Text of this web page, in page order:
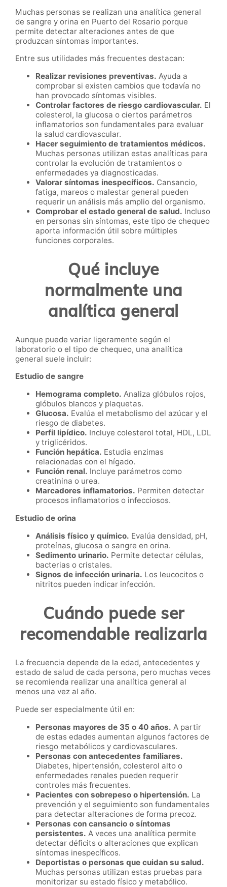
Muchas personas se realizan una analítica general
de sangre y orina en Puerto del Rosario porque
permite detectar alteraciones antes de que
produzcan síntomas importantes.
Entre sus utilidades más frecuentes destacan:
Realizar revisiones preventivas. Ayuda a
comprobar si existen cambios que todavía no
han provocado síntomas visibles.
Controlar factores de riesgo cardiovascular. El
colesterol, la glucosa o ciertos parámetros
inflamatorios son fundamentales para evaluar
la salud cardiovascular.
Hacer seguimiento de tratamientos médicos.
Muchas personas utilizan estas analíticas para
controlar la evolución de tratamientos o
enfermedades ya diagnosticadas.
Valorar síntomas inespecíficos. Cansancio,
fatiga, mareos o malestar general pueden
requerir un análisis más amplio del organismo.
Comprobar el estado general de salud. Incluso
en personas sin síntomas, este tipo de chequeo
aporta información útil sobre múltiples
funciones corporales.
Qué incluye
normalmente una
analítica general
Aunque puede variar ligeramente según el
laboratorio o el tipo de chequeo, una analítica
general suele incluir:
Estudio de sangre
Hemograma completo. Analiza glóbulos rojos,
glóbulos blancos y plaquetas.
Glucosa. Evalúa el metabolismo del azúcar y el
riesgo de diabetes.
Perfil lipídico. Incluye colesterol total, HDL, LDL
y triglicéridos.
Función hepática. Estudia enzimas
relacionadas con el hígado.
Función renal. Incluye parámetros como
creatinina o urea.
Marcadores inflamatorios. Permiten detectar
procesos inflamatorios o infecciosos.
Estudio de orina
Análisis físico y químico. Evalúa densidad, pH,
proteínas, glucosa o sangre en orina.
Sedimento urinario. Permite detectar células,
bacterias o cristales.
Signos de infección urinaria. Los leucocitos o
nitritos pueden indicar infección.
Cuándo puede ser
recomendable realizarla
La frecuencia depende de la edad, antecedentes y
estado de salud de cada persona, pero muchas veces
se recomienda realizar una analítica general al
menos una vez al año.
Puede ser especialmente útil en:
Personas mayores de 35 o 40 años. A partir
de estas edades aumentan algunos factores de
riesgo metabólicos y cardiovasculares.
Personas con antecedentes familiares.
Diabetes, hipertensión, colesterol alto o
enfermedades renales pueden requerir
controles más frecuentes.
Pacientes con sobrepeso o hipertensión. La
prevención y el seguimiento son fundamentales
para detectar alteraciones de forma precoz.
Personas con cansancio o síntomas
persistentes. A veces una analítica permite
detectar déficits o alteraciones que explican
síntomas inespecíficos.
Deportistas o personas que cuidan su salud.
Muchas personas utilizan estas pruebas para
monitorizar su estado físico y metabólico.